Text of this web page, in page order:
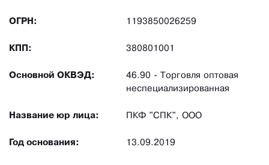
ОГРН: 1193850026259
КПП: 380801001
Основной ОКВЭД:
46.90 - Торговля оптовая
неспециализированная
Название юр лица: ПКФ "СПК", ООО
Год основания: 13.09.2019